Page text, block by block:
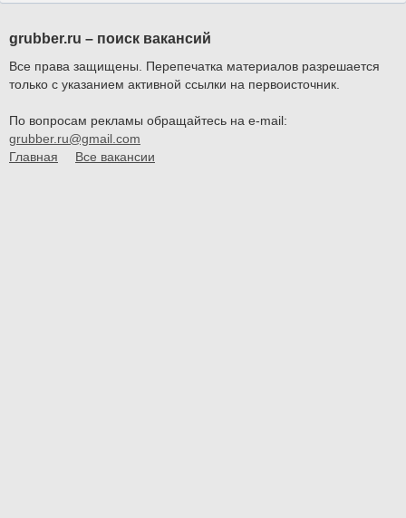
grubber.ru – поиск вакансий
Все права защищены. Перепечатка материалов разрешается
только с указанием активной ссылки на первоисточник.
По вопросам рекламы обращайтесь на e-mail:
grubber.ru@gmail.com
Главная
Все вакансии